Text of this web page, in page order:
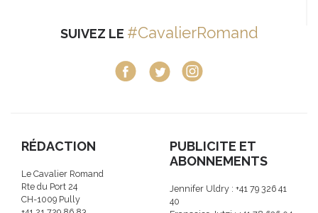
SUIVEZ LE #CavalierRomand
RÉDACTION
Le Cavalier Romand
Rte du Port 24
CH-1009 Pully
PUBLICITE ET
ABONNEMENTS
Jennifer Uldry : +41 79 326 41
40